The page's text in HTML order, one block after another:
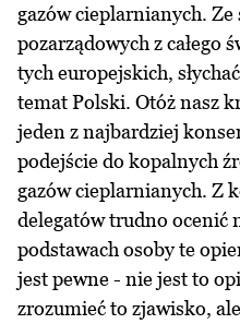
gazów cieplarnianych.
pozarządowych z całego
tych europejskich,
temat Polski. Otóż nasz
jeden z najbardziej
podejście do kopalnych
gazów cieplarnianych. Z
delegatów trudno ocenić
podstawach osoby te
jest pewne - nie jest to
zrozumieć to zjawisko,